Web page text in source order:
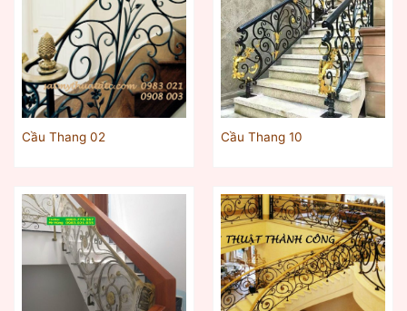
Cầu Thang 02 Cầu Thang 10